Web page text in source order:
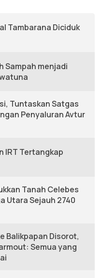
Tambarana Diciduk
Sampah menjadi
Tuntaskan Satgas
Penyaluran Avtur
IRT Tertangkap
Tanah Celebes
Utara Sejauh 2740
Balikpapan Disorot,
Semua yang